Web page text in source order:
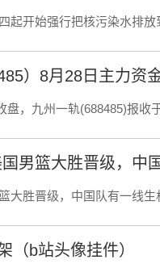
开始强行把核污染水排放
）8月28日主力资
盘，九州一轨(688485)报收
男篮大胜晋级，中
大胜晋级，中国队有一线
（b站头像挂件）